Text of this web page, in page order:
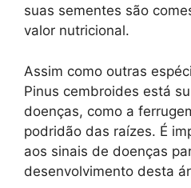
suas sementes são
valor nutricional.
Assim como outras
Pinus cembroides está
doenças, como a
podridão das raízes. É
aos sinais de doenças
desenvolvimento desta